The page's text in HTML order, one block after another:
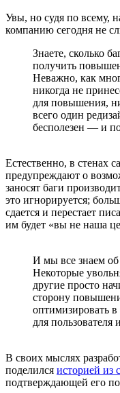
Увы, но судя по всему,
компанию сегодня не
Знаете, сколько
получить
Неважно, как
никогда не
для повышения,
всего один
бесполезен — и
Естественно, в стенах
предупреждают о
заносят баги
это игнорируется;
сдается и перестает
им будет «вы не наша
И мы все знаем
Некоторые
другие просто
сторону
оптимизировать в
для
В своих мыслях
поделился историей из
подтверждающей его